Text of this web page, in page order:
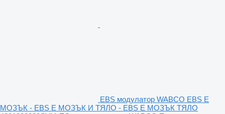
EBS модулатор WABCO EBS E
МОЗЪК - EBS E МОЗЪК И ТЯЛО - EBS E МОЗЪК ТЯЛО